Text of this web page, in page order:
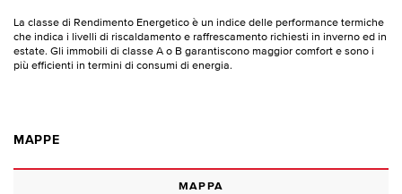
La classe di Rendimento Energetico è un indice delle performance termiche
che indica i livelli di riscaldamento e raffrescamento richiesti in inverno ed in
estate. Gli immobili di classe A o B garantiscono maggior comfort e sono i
più efficienti in termini di consumi di energia.
MAPPE
MAPPA